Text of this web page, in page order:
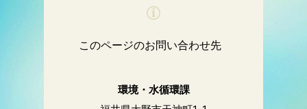
このページのお問い合わせ先
環境・水循環課